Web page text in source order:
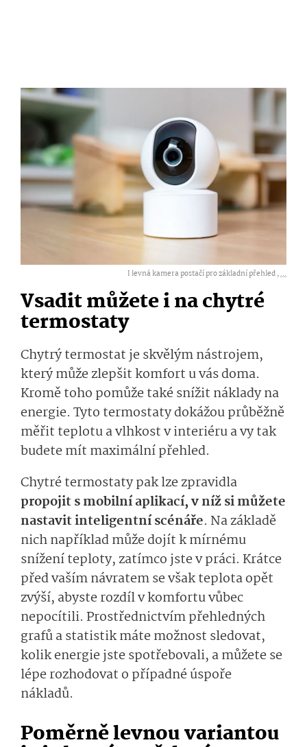
I levná kamera postačí pro základní přehled ,...
Vsadit můžete i na chytré
termostaty
Chytrý termostat je skvělým nástrojem,
který může zlepšit komfort u vás doma.
Kromě toho pomůže také snížit náklady na
energie. Tyto termostaty dokážou průběžně
měřit teplotu a vlhkost v interiéru a vy tak
budete mít maximální přehled.
Chytré termostaty pak lze zpravidla
propojit s mobilní aplikací, v níž si můžete
nastavit inteligentní scénáře. Na základě
nich například může dojít k mírnému
snížení teploty, zatímco jste v práci. Krátce
před vaším návratem se však teplota opět
zvýší, abyste rozdíl v komfortu vůbec
nepocítili. Prostřednictvím přehledných
grafů a statistik máte možnost sledovat,
kolik energie jste spotřebovali, a můžete se
lépe rozhodovat o případné úspoře
nákladů.
Poměrně levnou variantou